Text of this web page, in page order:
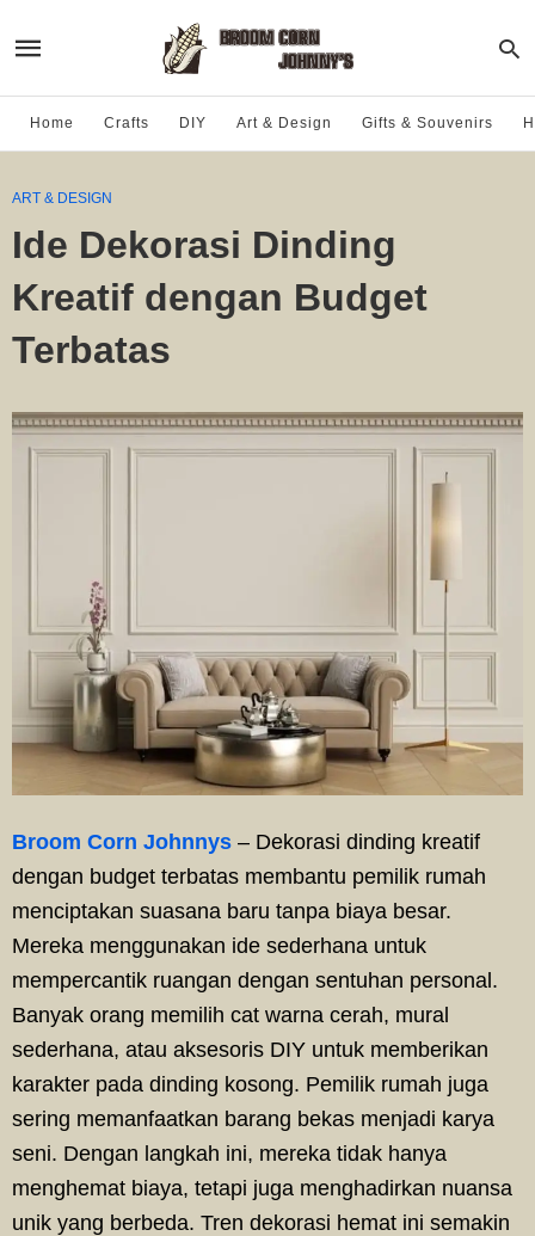
Home Crafts DIY Art & Design Gifts & Souvenirs
ART & DESIGN
Ide Dekorasi Dinding
Kreatif dengan Budget
Terbatas
Broom Corn Johnnys – Dekorasi dinding kreatif
dengan budget terbatas membantu pemilik rumah
menciptakan suasana baru tanpa biaya besar.
Mereka menggunakan ide sederhana untuk
mempercantik ruangan dengan sentuhan personal.
Banyak orang memilih cat warna cerah, mural
sederhana, atau aksesoris DIY untuk memberikan
karakter pada dinding kosong. Pemilik rumah juga
sering memanfaatkan barang bekas menjadi karya
seni. Dengan langkah ini, mereka tidak hanya
menghemat biaya, tetapi juga menghadirkan nuansa
unik yang berbeda. Tren dekorasi hemat ini semakin